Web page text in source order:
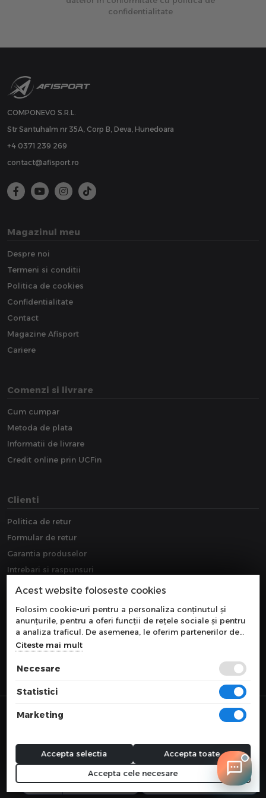
confidentialitate
COMPONEVO S.R.L.
Str Santuhalm nr 35A, Corp B, Deva, Hunedoara
+4 0371 239 269
contact@afisport.ro
Magazinul meu
Despre noi
Termeni si conditii
Politica de cookies
Confidentialitate
Contact
Magazine Afisport
Cariere
Comenzi si livrare
Cum cumpar
Metoda de plata
Informatii de livrare
Credit online prin UCFin
Clienti
Politica de retur
Formular de retur
Garantia produselor
Intrebari si raspunsuri
Downloads
webdesign by
Acest website foloseste cookies
Folosim cookie-uri pentru a personaliza conținutul și
anunțurile, pentru a oferi funcții de rețele sociale și pentru
a analiza traficul. De asemenea, le oferim partenerilor de
rețele sociale, de publicitate și de analize informații cu
privire la modul în care folosiți site-ul nostru. Aceștia le
pot combina cu alte informații oferite de dvs. sau culese în
Citeste mai mult
Necesare
Statistici
Marketing
Accepta cele necesare
Accepta selectia Accepta toate